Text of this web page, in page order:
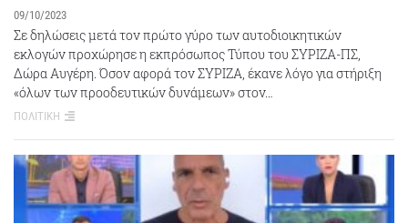
09/10/2023
Σε δηλώσεις μετά τον πρώτο γύρο των αυτοδιοικητικών
εκλογών προχώρησε η εκπρόσωπος Τύπου του ΣΥΡΙΖΑ-ΠΣ,
Δώρα Αυγέρη. Όσον αφορά τον ΣΥΡΙΖΑ, έκανε λόγο για στήριξη
«όλων των προοδευτικών δυνάμεων» στον…
ΠΟΛΙΤΙΚΗ